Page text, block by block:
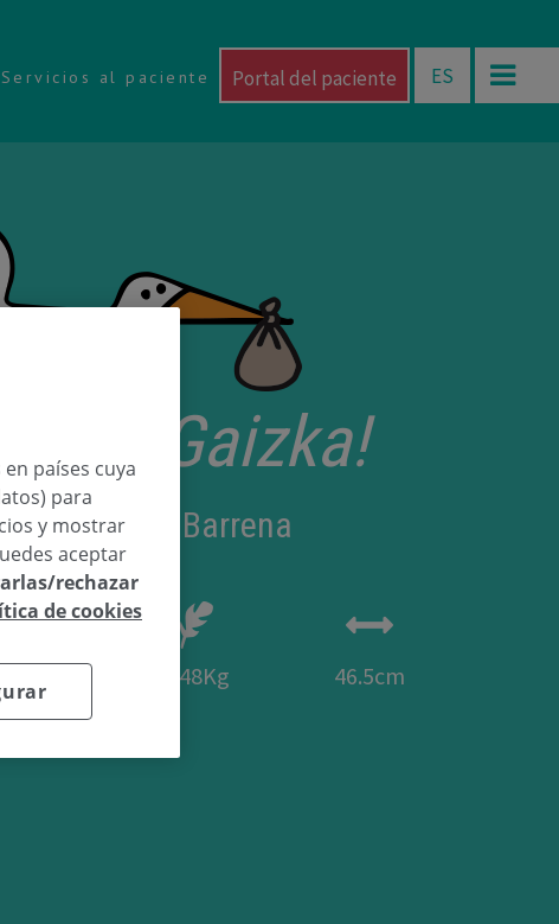
Servicios al paciente Portal del paciente ES
Gaizka!
Zurimendi Barrena
2.48Kg 46.5cm
países cuya
para
y mostrar
aceptar
rechazar
de cookies